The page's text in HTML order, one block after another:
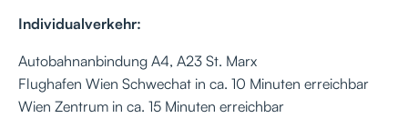
Individualverkehr:
Autobahnanbindung A4, A23 St. Marx
Flughafen Wien Schwechat in ca. 10 Minuten erreichbar
Wien Zentrum in ca. 15 Minuten erreichbar